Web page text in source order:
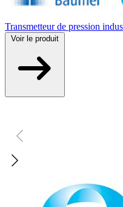
Transmetteur de pression
Voir le produit